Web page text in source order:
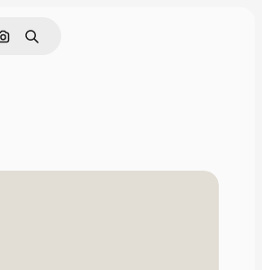
Pesquisar por imagem
Buscar